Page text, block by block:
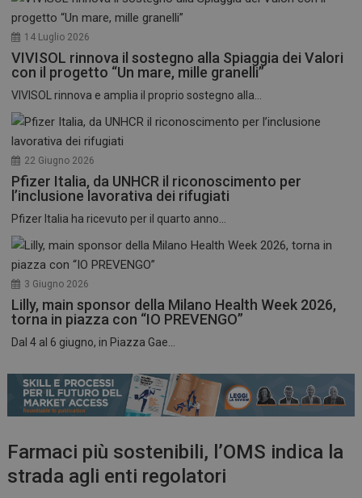
14 Luglio 2026
VIVISOL rinnova il sostegno alla Spiaggia dei Valori
con il progetto “Un mare, mille granelli”
VIVISOL rinnova e amplia il proprio sostegno alla...
22 Giugno 2026
Pfizer Italia, da UNHCR il riconoscimento per
l’inclusione lavorativa dei rifugiati
Pfizer Italia ha ricevuto per il quarto anno...
3 Giugno 2026
Lilly, main sponsor della Milano Health Week 2026,
torna in piazza con “IO PREVENGO”
Dal 4 al 6 giugno, in Piazza Gae...
Farmaci più sostenibili, l’OMS indica la
strada agli enti regolatori
ARRAffinitySameSite
Microsoft Corporation
.www.dailyhealthindustry.it
Sessione